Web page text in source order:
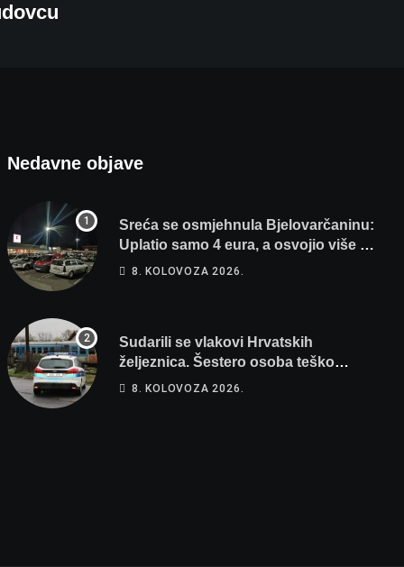
Nedavne objave
Sreća se osmjehnula Bjelovarčaninu:
Uplatio samo 4 eura, a osvojio više od
80 tisuća eura
8. KOLOVOZA 2026.
Sudarili se vlakovi Hrvatskih
željeznica. Šestero osoba teško
ozlijeđeno, mlađa žena na intenzivnoj
8. KOLOVOZA 2026.